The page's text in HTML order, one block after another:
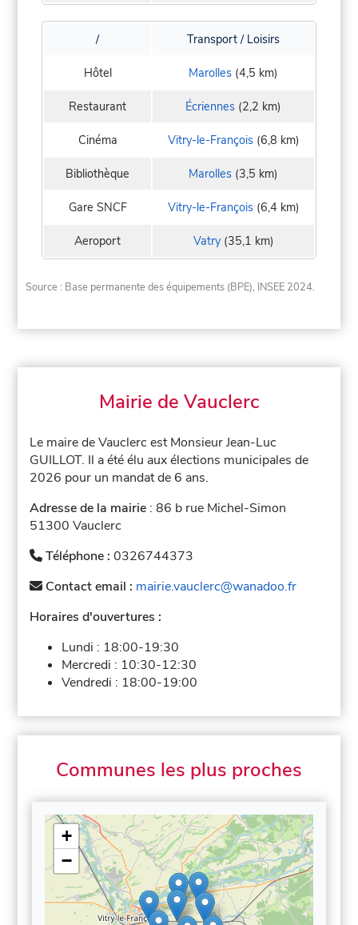
/ Transport / Loisirs
Hôtel Marolles (4,5 km)
Restaurant Écriennes (2,2 km)
Cinéma Vitry-le-François(6,8 km)
Bibliothèque Marolles (3,5 km)
Gare SNCF Vitry-le-François(6,4 km)
Aeroport Vatry(35,1 km)
Source : Base permanente des équipements (BPE), INSEE 2024.
Mairie de Vauclerc
Le maire de Vauclerc est Monsieur Jean-Luc
GUILLOT. Il a été élu aux élections municipales de
2026 pour un mandat de 6 ans.
Adresse de la mairie : 86 b rue Michel-Simon
51300 Vauclerc
Téléphone :0326744373
Contact email : mairie.vauclerc@wanadoo.fr
Horaires d'ouvertures :
Lundi : 18:00-19:30
Mercredi : 10:30-12:30
Vendredi : 18:00-19:00
Communes les plus proches
+
−